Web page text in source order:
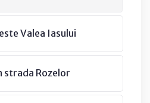
Valea Iasului
strada Rozelor